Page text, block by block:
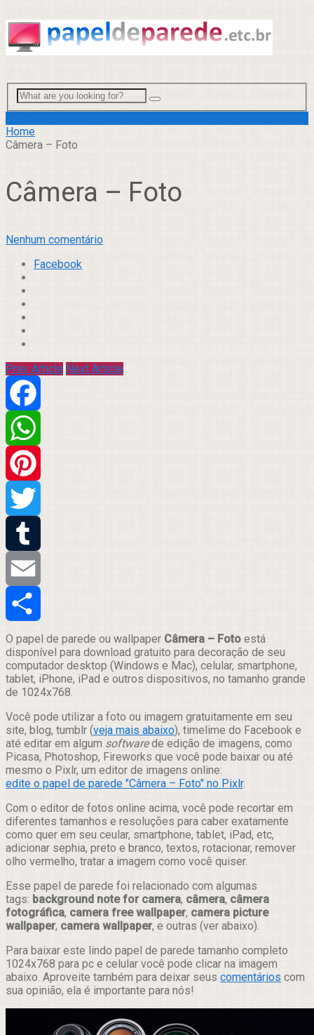
Home
Câmera – Foto
Câmera – Foto
Nenhum comentário
Facebook
Prev Article Next Article
Facebook
WhatsApp
Pinterest
Twitter
Tumblr
Email
Compartilhar
O papel de parede ou wallpaper Câmera – Foto está
disponível para download gratuito para decoração de seu
computador desktop (Windows e Mac), celular, smartphone,
tablet, iPhone, iPad e outros dispositivos, no tamanho grande
de 1024x768.
Você pode utilizar a foto ou imagem gratuitamente em seu
site, blog, tumblr (veja mais abaixo), timelime do Facebook e
até editar em algum softwarede edição de imagens, como
Picasa, Photoshop, Fireworks que você pode baixar ou até
mesmo o Pixlr, um editor de imagens online:
edite o papel de parede "Câmera – Foto" no Pixlr.
Com o editor de fotos online acima, você pode recortar em
diferentes tamanhos e resoluções para caber exatamente
como quer em seu ceular, smartphone, tablet, iPad, etc,
adicionar sephia, preto e branco, textos, rotacionar, remover
olho vermelho, tratar a imagem como você quiser.
Esse papel de parede foi relacionado com algumas
tags: background note for camera, câmera, câmera
fotográfica, camera free wallpaper, camera picture
wallpaper, camera wallpaper, e outras (ver abaixo).
Para baixar este lindo papel de parede tamanho completo
1024x768 para pc e celular você pode clicar na imagem
abaixo. Aproveite também para deixar seus comentários com
sua opinião, ela é importante para nós!